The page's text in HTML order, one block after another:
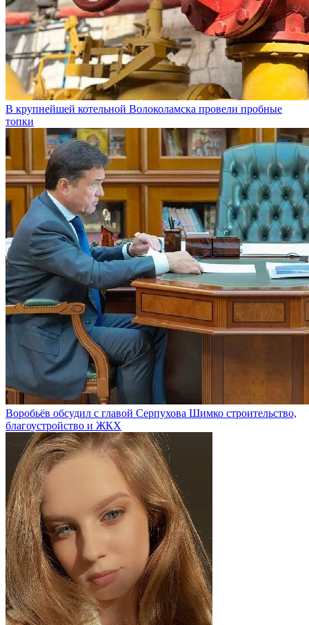
В крупнейшей котельной Волоколамска провели пробные
топки
Воробьёв обсудил с главой Серпухова Шимко строительство,
благоустройство и ЖКХ